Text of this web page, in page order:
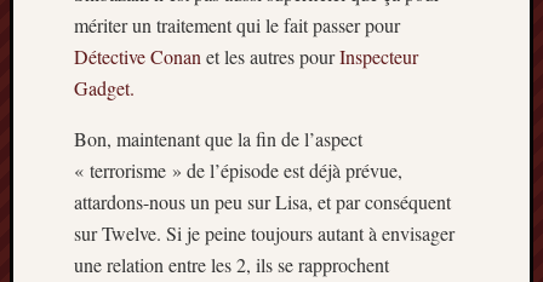
mériter un traitement qui le fait passer pour
Détective Conanet les autres pourInspecteur
Gadget.
Bon, maintenant que la fin de l’aspect
« terrorisme » de l’épisode est déjà prévue,
attardons-nous un peu sur Lisa, et par conséquent
sur Twelve. Si je peine toujours autant à envisager
une relation entre les 2, ils se rapprochent